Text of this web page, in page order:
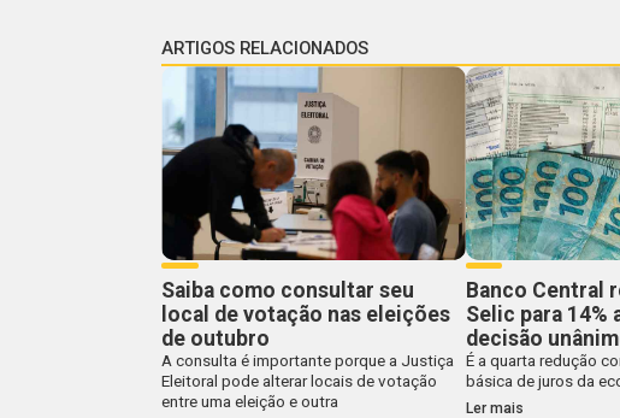
ARTIGOS RELACIONADOS
Saiba como consultar seu
local de votação nas eleições
de outubro
A consulta é importante porque a Justiça
Eleitoral pode alterar locais de votação
entre uma eleição e outra
Banco Central
Selic para 14%
decisão
É a quarta redução
básica de juros da
Ler mais